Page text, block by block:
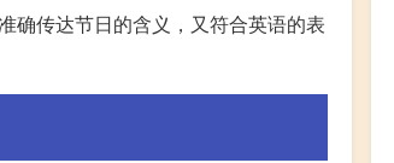
确传达节日的含义，又符合英语的表